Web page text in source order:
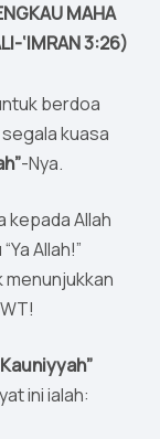
MAHA
‘IMRAN 3:26)
berdoa
kuasa
-Nya.
Allah!”
ini ialah: